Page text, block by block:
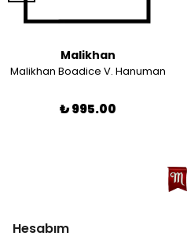
Malikhan
Malikhan Boadice V. Hanuman
₺ 995.00
Hesabım